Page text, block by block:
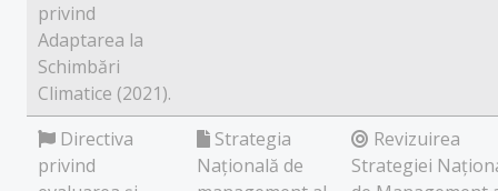
privind
Adaptarea la
Schimbări
Climatice (2021).
Directiva
privind
Strategia
Națională de
Revizuirea
Strategiei